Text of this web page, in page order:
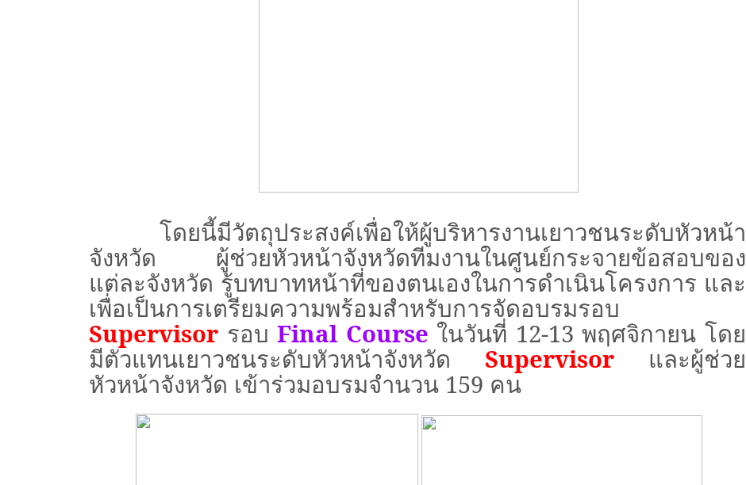
โดยนี้มีวัตถุประสงค์เพื่อให้ผู้บริหารงานเยาวชนระดับหัวหน้า
จังหวัด ผู้ช่วยหัวหน้าจังหวัดทีมงานในศูนย์กระจายข้อสอบของ
แต่ละจังหวัด รู้บทบาทหน้าที่ของตนเองในการดำเนินโครงการ และ
เพื่อเป็นการเตรียมความพร้อมสำหรับการจัดอบรมรอบ
Supervisor รอบ Final Course ในวันที่ 12-13 พฤศจิกายน โดย
มีตัวแทนเยาวชนระดับหัวหน้าจังหวัด Supervisor
และผู้ช่วย
หัวหน้าจังหวัด เข้าร่วมอบรมจำนวน 159 คน